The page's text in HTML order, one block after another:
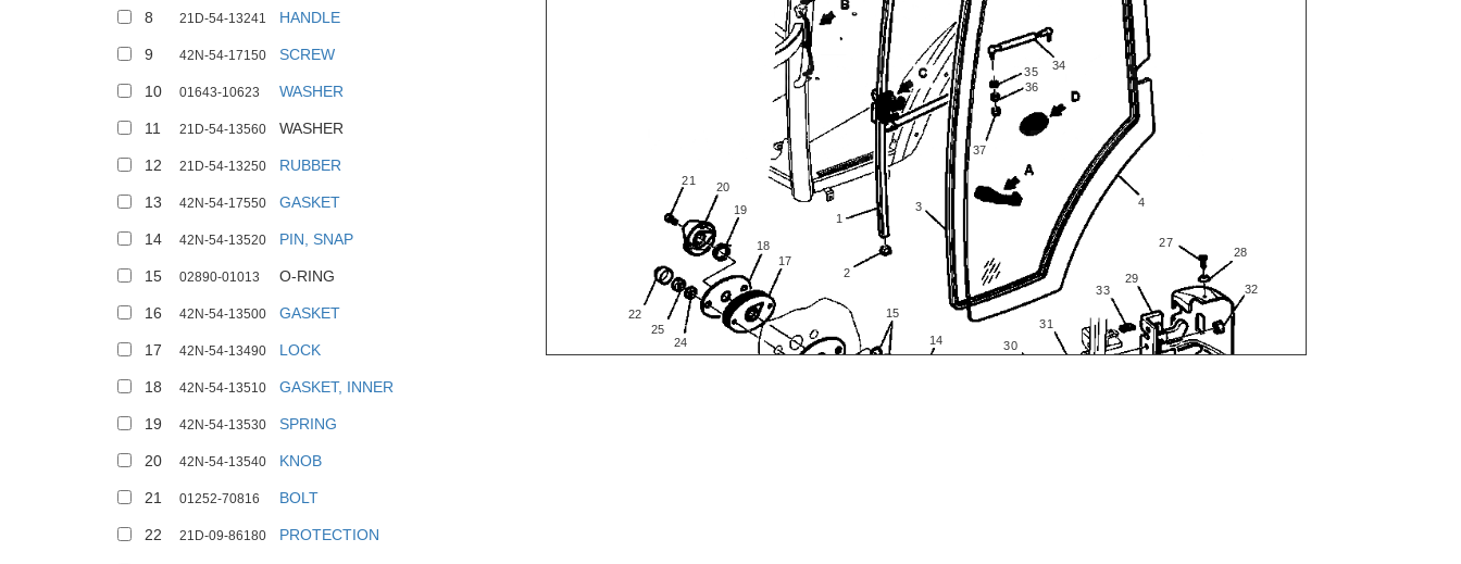
8 21D-54-13241 HANDLE
9 42N-54-17150 SCREW
10 01643-10623 WASHER
11 21D-54-13560 WASHER
12 21D-54-13250 RUBBER
13 42N-54-17550 GASKET
14 42N-54-13520 PIN, SNAP
15 02890-01013 O-RING
16 42N-54-13500 GASKET
17 42N-54-13490 LOCK
18 42N-54-13510 GASKET, INNER
19 42N-54-13530 SPRING
20 42N-54-13540 KNOB
21 01252-70816 BOLT
22 21D-09-86180 PROTECTION
34
35
36
37
21 20
4
3
19
1
27
18 28
17
2 29
32
33
15
22
31
25
14
24 30